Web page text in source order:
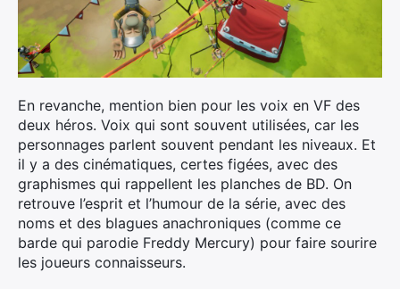
En revanche, mention bien pour les voix en VF des
deux héros. Voix qui sont souvent utilisées, car les
personnages parlent souvent pendant les niveaux. Et
il y a des cinématiques, certes figées, avec des
graphismes qui rappellent les planches de BD. On
retrouve l’esprit et l’humour de la série, avec des
noms et des blagues anachroniques (comme ce
barde qui parodie Freddy Mercury) pour faire sourire
les joueurs connaisseurs.